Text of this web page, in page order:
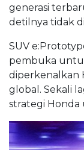
generasi
detilnya tidak
SUV
pembuka
diperkenalkan
global. Sekali
strategi Honda